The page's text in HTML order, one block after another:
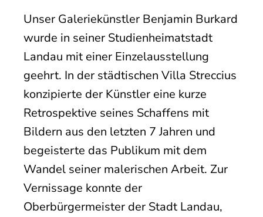
Unser Galeriekünstler Benjamin Burkard
wurde in seiner Studienheimatstadt
Landau mit einer Einzelausstellung
geehrt. In der städtischen Villa Streccius
konzipierte der Künstler eine kurze
Retrospektive seines Schaffens mit
Bildern aus den letzten 7 Jahren und
begeisterte das Publikum mit dem
Wandel seiner malerischen Arbeit. Zur
Vernissage konnte der
Oberbürgermeister der Stadt Landau,